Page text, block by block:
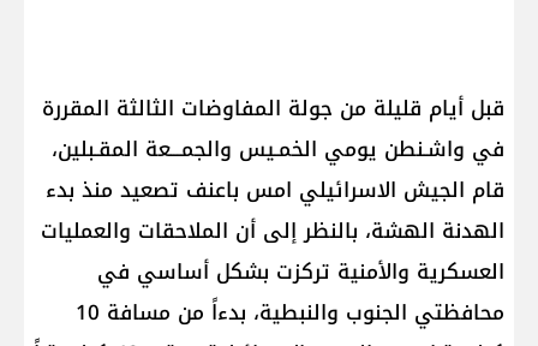
قبل أيام قليلة من جولة المفاوضات الثالثة المقررة
في واشـنطن يومي الخمـيس والجمـــعة المقـبلين،
قام الجيش الاسرائيلي امس باعنف تصعيد منذ بدء
الهدنة الهشة، بالنظر إلى أن الملاحقات والعمليات
العسكرية والأمنية تركزت بشكل أساسي في
محافظتي الجنوب والنبطية، بدءاً من مسافة 10